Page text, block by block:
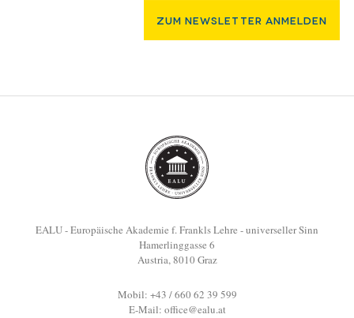
Zum Newsletter Anmelden
EALU - Europäische Akademie f. Frankls Lehre - universeller Sinn
Hamerlinggasse 6
Austria, 8010 Graz
Mobil: +43 / 660 62 39 599
E-Mail: office@ealu.at